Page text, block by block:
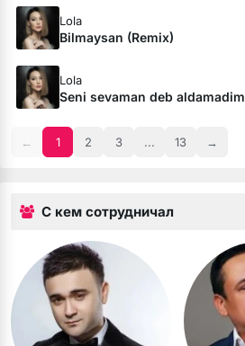
Lola
Bilmaysan (Remix)
Lola
Seni sevaman deb aldamadim
← 1 2 3 ... 13 →
С кем сотрудничал